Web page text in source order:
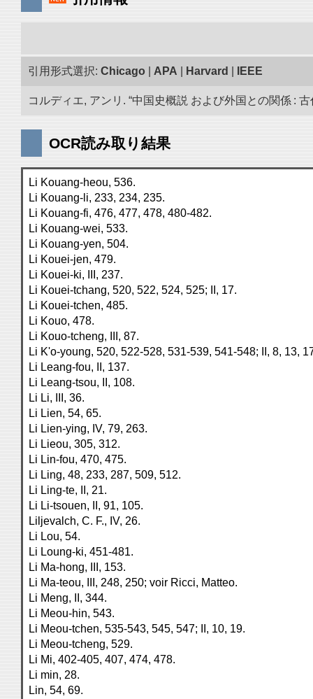
引用形式選択: Chicago APA Harvard IEEE
コルディエ, アンリ. “中国史概説 および外国との関係 :
OCR読み取り結果
Li Kouang-heou, 536.
Li Kouang-li, 233, 234, 235.
Li Kouang-fi, 476, 477, 478, 480-482.
Li Kouang-wei, 533.
Li Kouang-yen, 504.
Li Kouei-jen, 479.
Li Kouei-ki, III, 237.
Li Kouei-tchang, 520, 522, 524, 525; II, 17.
Li Kouei-tchen, 485.
Li Kouo, 478.
Li Kouo-tcheng, III, 87.
Li K'o-young, 520, 522-528, 531-539, 541-548; II, 8, 13,
Li Leang-fou, II, 137.
Li Leang-tsou, II, 108.
Li Li, III, 36.
Li Lien, 54, 65.
Li Lien-ying, IV, 79, 263.
Li Lieou, 305, 312.
Li Lin-fou, 470, 475.
Li Ling, 48, 233, 287, 509, 512.
Li Ling-te, II, 21.
Li Li-tsouen, II, 91, 105.
Liljevalch, C. F., IV, 26.
Li Lou, 54.
Li Loung-ki, 451-481.
Li Ma-hong, III, 153.
Li Ma-teou, III, 248, 250; voir Ricci, Matteo.
Li Meng, II, 344.
Li Meou-hin, 543.
Li Meou-tchen, 535-543, 545, 547; II, 10, 19.
Li Meou-tcheng, 529.
Li Mi, 402-405, 407, 474, 478.
Li min, 28.
Lin, 54, 69.